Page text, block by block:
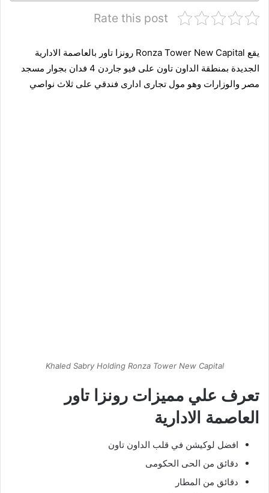
Rate this post
يقع Ronza Tower New Capital رونزا تاور
بالعاصمة الادارية
الجديدة
بمنطقة الداون تاون على فيو جاردن 4 فدان بجوار مسجد
مصر والوزارات وهو مول تجارى ادارى فندقي على ثلاث نواصي
Khaled Sabry Holding Ronza Tower New Capital
تعرف علي مميزات رونزا تاور
العاصمة الادارية
افضل لوكيشن في قلب الداون تاون
دقائق من الحى الحكومى
دقائق من المطار